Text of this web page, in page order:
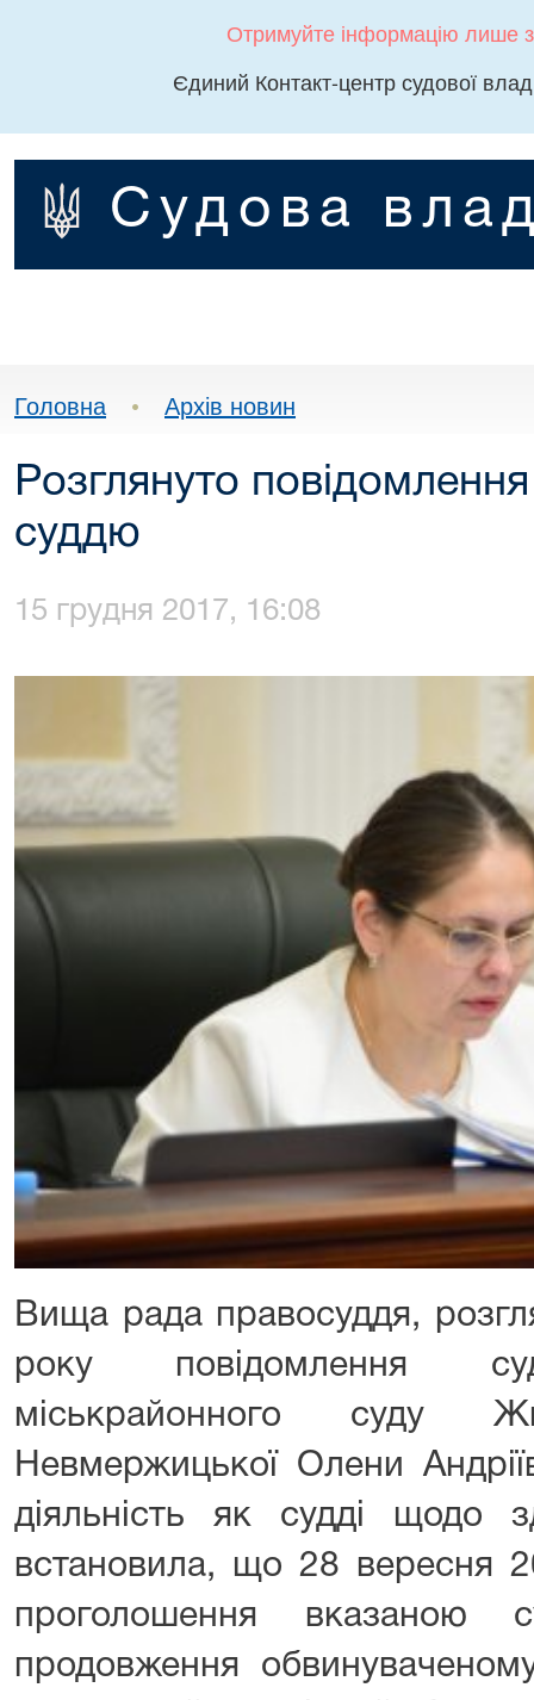
Отримуйте інформацію лише
Єдиний Контакт-центр судової
Судова
Головна • Архів новин
Розглянуто
суддю
15 грудня 2017, 16:08
Вища рада правосуддя,
року повідомлення
міськрайонного суду
Невмержицької Олени
діяльність як судді щодо
встановила, що 28 вересня
проголошення вказаною
продовження